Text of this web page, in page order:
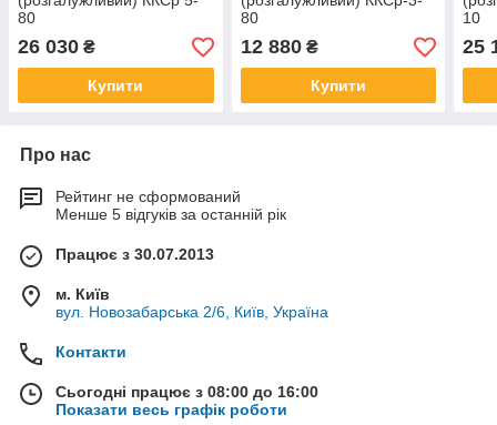
80
26 030 ₴
Купити
80
12 880₴
Купити
10
25
Про нас
Рейтинг не сформований
Менше 5 відгуків за останній рік
Працює з 30.07.2013
м. Київ
вул. Новозабарська 2/6, Київ, Україна
Контакти
Сьогодні працює з 08:00 до 16:00
Показати весь графік роботи